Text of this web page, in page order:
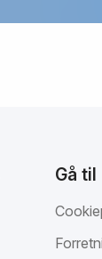
Gå til